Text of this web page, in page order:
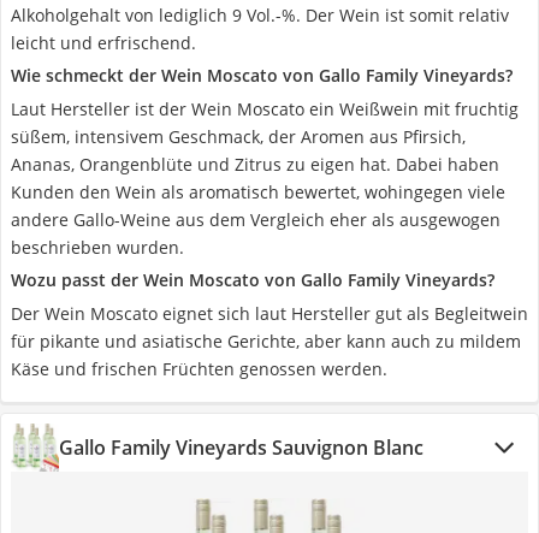
Alkoholgehalt von lediglich 9 Vol.-%. Der Wein ist somit relativ
leicht und erfrischend.
Wie schmeckt der Wein Moscato von Gallo Family Vineyards?
Laut Hersteller ist der Wein Moscato ein Weißwein mit fruchtig
süßem, intensivem Geschmack, der Aromen aus Pfirsich,
Ananas, Orangenblüte und Zitrus zu eigen hat. Dabei haben
Kunden den Wein als aromatisch bewertet, wohingegen viele
andere Gallo-Weine aus dem Vergleich eher als ausgewogen
beschrieben wurden.
Wozu passt der Wein Moscato von Gallo Family Vineyards?
Der Wein Moscato eignet sich laut Hersteller gut als Begleitwein
für pikante und asiatische Gerichte, aber kann auch zu mildem
Käse und frischen Früchten genossen werden.
Gallo Family Vineyards Sauvignon Blanc